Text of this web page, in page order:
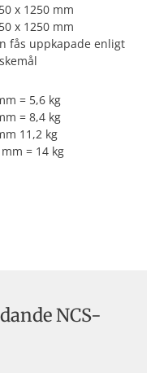
x 1250 mm
x 1250 mm
fås uppkapade enligt
= 5,6 kg
= 8,4 kg
11,2 kg
= 14 kg
NCS-